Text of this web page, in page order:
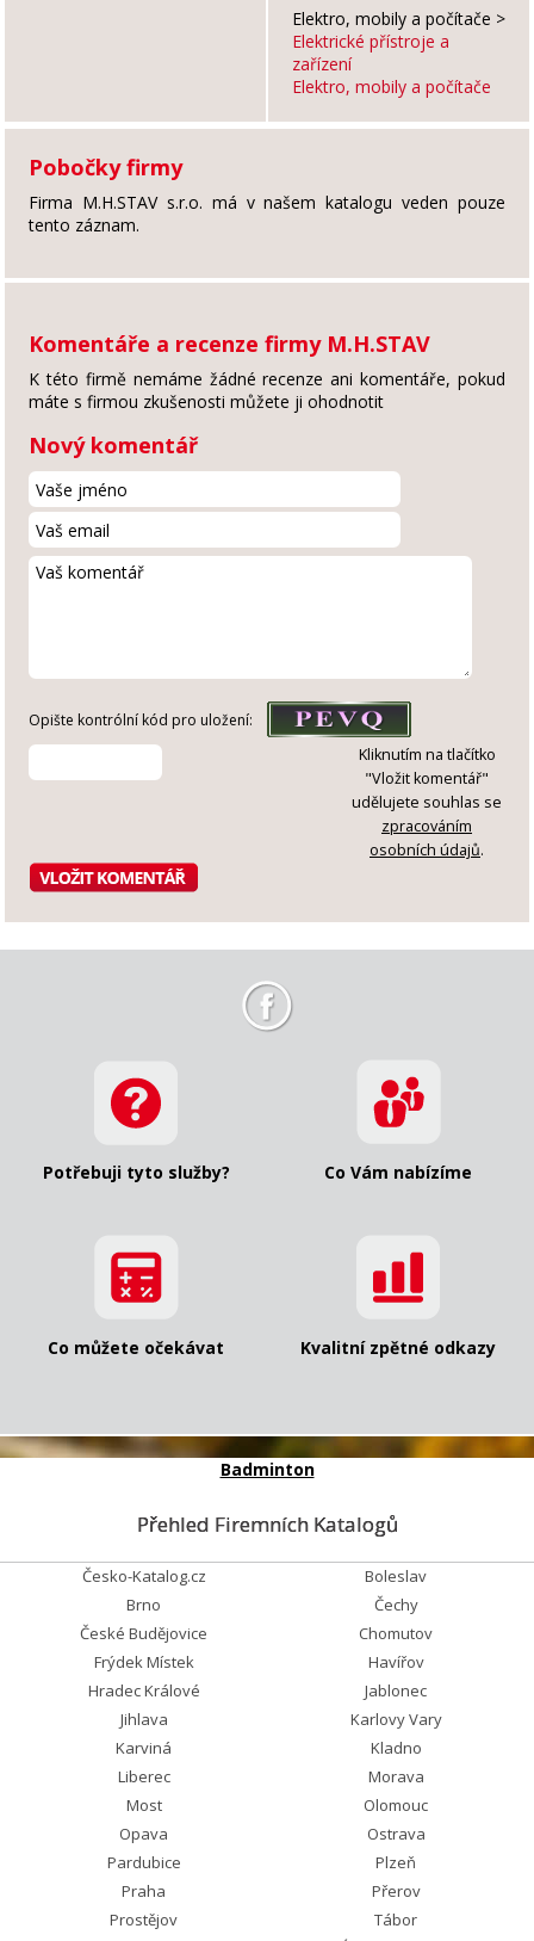
Elektro, mobily a počítače >
Elektrické přístroje a
zařízení
Elektro, mobily a počítače
Pobočky firmy
Firma M.H.STAV s.r.o. má v našem katalogu veden pouze
tento záznam.
Komentáře a recenze firmy M.H.STAV
K této firmě nemáme žádné recenze ani komentáře, pokud
máte s firmou zkušenosti můžete ji ohodnotit
Nový komentář
Opište kontrólní kód pro uložení:
Kliknutím na tlačítko
"Vložit komentář"
udělujete souhlas se
zpracováním
osobních údajů.
Potřebuji tyto služby? Co Vám nabízíme
Co můžete očekávat Kvalitní zpětné odkazy
Badminton
Přehled Firemních Katalogů
Česko-Katalog.cz
Boleslav
Brno
Čechy
České Budějovice
Chomutov
Frýdek Místek
Havířov
Hradec Králové
Jablonec
Jihlava
Karlovy Vary
Karviná
Kladno
Liberec
Morava
Most
Olomouc
Opava
Ostrava
Pardubice
Plzeň
Praha
Přerov
Prostějov
Tábor